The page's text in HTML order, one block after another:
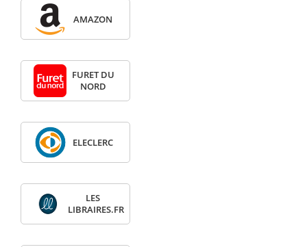
AMAZON
FURET DU
NORD
ELECLERC
LES
LIBRAIRES.FR